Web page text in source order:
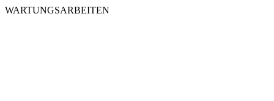
WARTUNGSARBEITEN